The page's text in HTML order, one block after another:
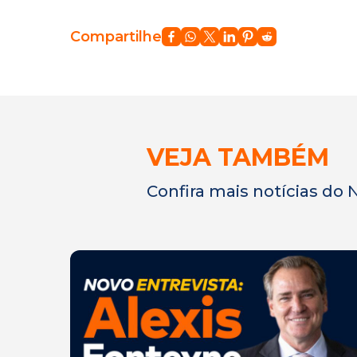
Compartilhe
VEJA TAMBÉM
Confira mais notícias do